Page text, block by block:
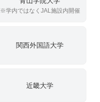
※学内ではなくJAL施設内開催
関西外国語大学
近畿大学